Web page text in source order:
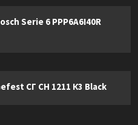
Serie 6 PPP6A6I40R
СГ СН 1211 К3 Black